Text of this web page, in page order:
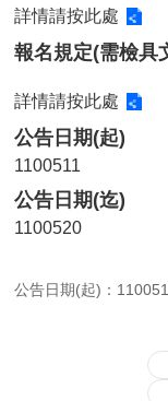
各
類
專
區
查
詢
事
項
網
詳情請按此處
報名規定(需檢具
詳情請按此處
公告日期(起)
1100511
公告日期(迄)
1100520
公告日期(起)：